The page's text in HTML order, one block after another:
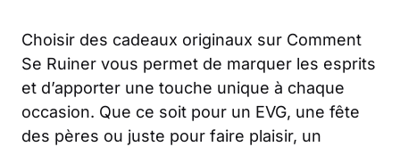
Choisir des cadeaux originaux sur Comment
Se Ruiner vous permet de marquer les esprits
et d’apporter une touche unique à chaque
occasion. Que ce soit pour un EVG, une fête
des pères ou juste pour faire plaisir, un